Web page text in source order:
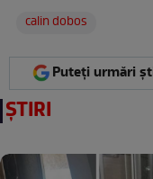
calin dobos
Puteți urmări
ȘTIRI